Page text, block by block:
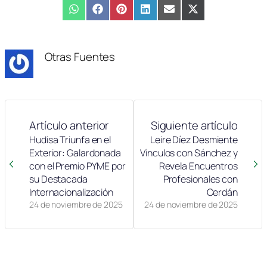
Compartir
en
WhatsAppCompartir
en
FacebookCompartir
en
PinterestCompartir
en
LinkedInCompartir
en
EmailCompartir
en
X
(Twitter)
Otras Fuentes
Artículo anterior
24 de noviembre de 2025
Hudisa Triunfa en el
Exterior: Galardonada
con el Premio PYME por
su Destacada
Internacionalización
Siguiente artículo
24 de noviembre de 2025
Leire Díez Desmiente
Vínculos con Sánchez y
Revela Encuentros
Profesionales con
Cerdán